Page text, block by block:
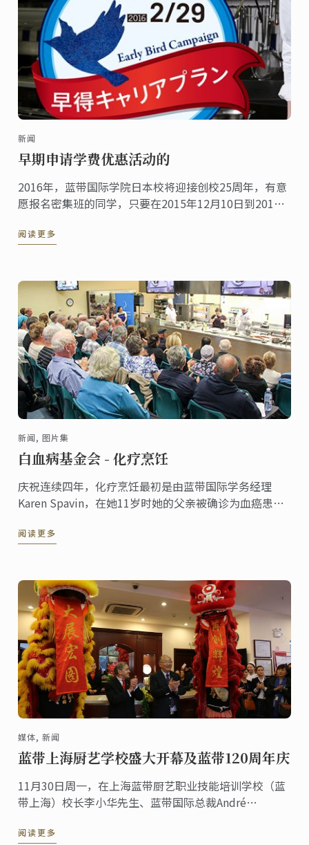
新闻
早期申请学费优惠活动的
2016年，蓝带国际学院日本校将迎接创校25周年，有意
愿报名密集班的同学，只要在2015年12月10日到2016
月学费调涨前的学费优惠。
阅读更多
新闻, 图片集
白血病基金会 - 化疗烹饪
庆祝连续四年，化疗烹饪最初是由蓝带国际学务经理
Karen Spavin，在她11岁时她的父亲被确诊为血癌患者
阅读更多
媒体, 新闻
蓝带上海厨艺学校盛大开幕及蓝带120周年庆
11月30日周一，在上海蓝带厨艺职业技能培训学校（蓝
带上海）校长李小华先生、蓝带国际总裁André
先生的共同主持下，上海蓝带厨艺职业技能培训学校盛
阅读更多